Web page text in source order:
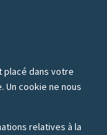
placé dans votre
Un cookie ne nous
relatives à la